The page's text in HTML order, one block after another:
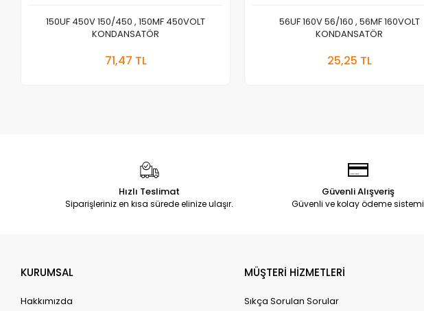
150UF 450V 150/450 , 150MF 450VOLT
KONDANSATÖR
71,47 TL
56UF 160V 56/160 , 56MF 160VOLT
KONDANSATÖR
25,25 TL
Hızlı Teslimat
Siparişleriniz en kısa sürede elinize ulaşır.
Güvenli Alışveriş
Güvenli ve kolay ödeme sistemi
KURUMSAL
Hakkımızda
MÜŞTERİ HİZMETLERİ
Sıkça Sorulan Sorular